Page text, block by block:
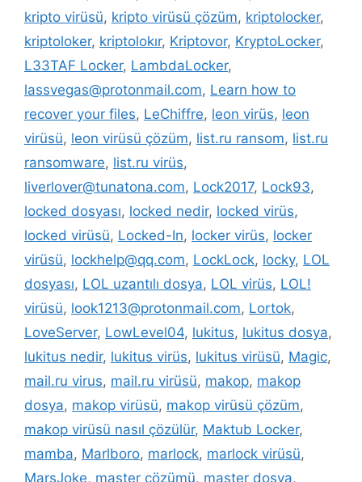
kripto virüsü, kripto virüsü çözüm, kriptolocker,
kriptoloker, kriptolokır, Kriptovor, KryptoLocker,
L33TAF Locker, LambdaLocker,
lassvegas@protonmail.com, Learn how to
recover your files, LeChiffre, leon virüs, leon
virüsü, leon virüsü çözüm, list.ru ransom, list.ru
ransomware, list.ru virüs,
liverlover@tunatona.com, Lock2017, Lock93,
locked dosyası, locked nedir, locked virüs,
locked virüsü, Locked-In, locker virüs, locker
virüsü, lockhelp@qq.com, LockLock, locky, LOL
dosyası, LOL uzantılı dosya, LOL virüs, LOL!
virüsü, look1213@protonmail.com, Lortok,
LoveServer, LowLevel04, lukitus, lukitus dosya,
lukitus nedir, lukitus virüs, lukitus virüsü, Magic,
mail.ru virus, mail.ru virüsü, makop, makop
dosya, makop virüsü, makop virüsü çözüm,
makop virüsü nasıl çözülür, Maktub Locker,
mamba, Marlboro, marlock, marlock virüsü,
MarsJoke, master çözümü, master dosya,